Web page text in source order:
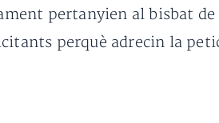
pertanyien al bisbat
perquè adrecin la